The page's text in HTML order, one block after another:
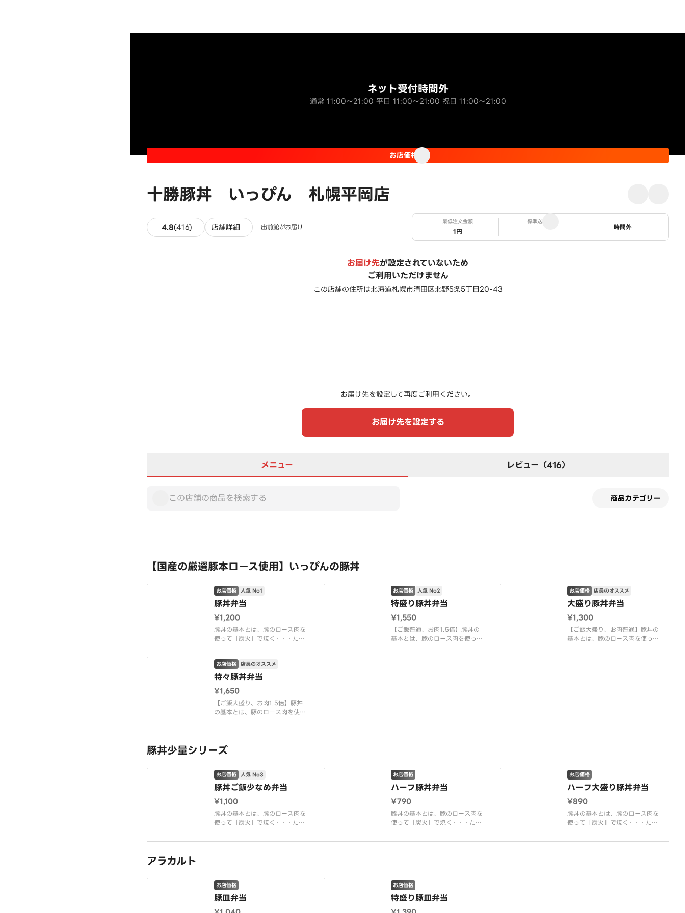
十勝豚丼 いっぴん 札幌平岡店
ネット受付時間外
通常 11:00～21:00 平日 11:00～21:00 祝日 11:00～21:00
お店価格
4.8(416) 416件のレビュー
店舗詳細 出前館がお届け
最低注文金額
1円
標準送料
ステータス
時間外
お届け先が設定されていないため
ご利用いただけません
この店舗の住所は北海道札幌市清田区北野5条5丁目20-43
お届け先を設定して再度ご利用ください。
お届け先を設定する
メニュー レビュー（416）
商品カテゴリー
【国産の厳選豚本ロース使用】いっぴんの豚丼
豚丼弁当
お店価格 人気 No1
¥1,200
豚丼の基本とは、豚のロース肉を
使って「炭火」で焼く・・・たれ
を重ね塗りしながら、さらにまた
焼く。
丼の中で豚肉と炭とたれの香りが
きあがるのがいっぴんの「豚丼」
です。
特盛り豚丼弁当
お店価格 人気 No2
¥1,550
【ご飯普通、お肉1.5倍】豚丼の
基本とは、豚のロース肉を使って
大盛り豚丼弁当
お店価格 店長のオススメ
¥1,300
【ご飯大盛り、お肉普通】豚丼の
基本とは、豚のロース肉を使って
特々豚丼弁当
お店価格 店長のオススメ
¥1,650
【ご飯大盛り、お肉1.5倍】豚丼
の基本とは、豚のロース肉を使っ
ませ、さらに焼く・・・たれを重
く。丼の中で豚肉と炭とたれの香
りがあいまって、限りなく香ばし
丼」です。
豚丼少量シリーズ
豚丼ご飯少なめ弁当
お店価格 人気 No3
¥1,100
豚丼の基本とは、豚のロース肉を
使って「炭火」で焼く・・・たれ
を重ね塗りしながら、さらにまた
ハーフ豚丼弁当
お店価格
¥790
豚丼の基本とは、豚のロース肉を
使って「炭火」で焼く・・・たれ
を重ね塗りしながら、さらにまた
ハーフ大盛り豚丼弁当
お店価格
¥890
豚丼の基本とは、豚のロース肉を
使って「炭火」で焼く・・・たれ
を重ね塗りしながら、さらにまた
アラカルト
豚皿弁当
お店価格
特盛り豚皿弁当
お店価格